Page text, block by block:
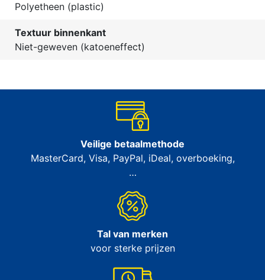
Polyetheen (plastic)
Textuur binnenkant
Niet-geweven (katoeneffect)
Veilige betaalmethode
MasterCard, Visa, PayPal, iDeal, overboeking,
…
Tal van merken
voor sterke prijzen